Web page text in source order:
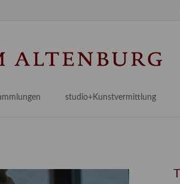
17.–19. Jh.
studio+Kunstvermittlung
Angebote für Erwachsene